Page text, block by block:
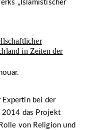
„Islamistischer
in Zeiten der
Expertin bei der
das Projekt
von Religion und